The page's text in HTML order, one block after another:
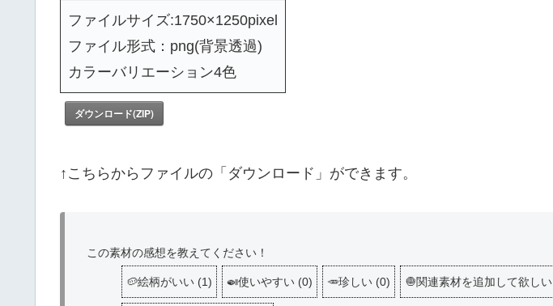
ファイルサイズ:1750×1250pixel
ファイル形式：png(背景透過)
カラーバリエーション4色
ダウンロード(ZIP)
↑こちらからファイルの「ダウンロード」ができます。
この素材の感想を教えてください！
🥔絵柄がいい (1) 🍛使いやすい (0) 🥕珍しい (0) 🧅関連素材を追加して欲しい